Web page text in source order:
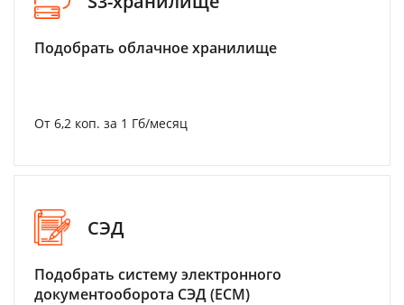
Подобрать облачное хранилище
От 6,2 коп. за 1 Гб/месяц
СЭД
Подобрать систему электронного
документооборота СЭД (ECM)